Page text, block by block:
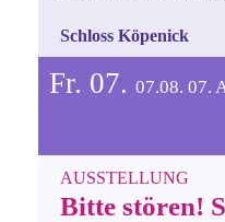
Schloss Köpenick
Fr. 07. 07.08. 07.
AUSSTELLUNG
Bitte stören!